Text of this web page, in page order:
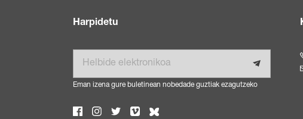
Harpidetu
Eman izena gure buletinean nobedade guztiak ezagutzeko